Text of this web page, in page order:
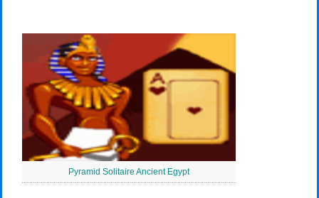
Pyramid Solitaire Ancient Egypt